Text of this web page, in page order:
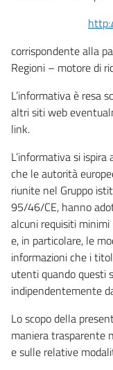
corrispondente alla
Regioni – motore di
L’informativa è resa
altri siti web
link.
L’informativa si
che le autorità
riunite nel Gruppo
95/46/CE, hanno
alcuni requisiti
e, in particolare, le
informazioni che i
utenti quando questi
indipendentemente
Lo scopo della
maniera trasparente
e sulle relative